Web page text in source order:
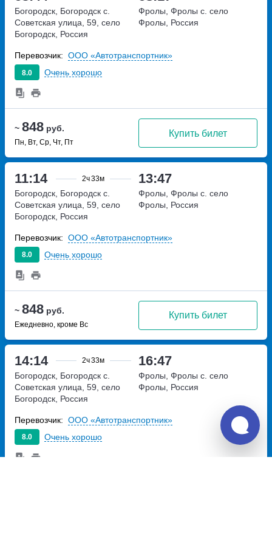
~ 848 руб.
Пн, Вт, Ср, Чт, Пт
Купить билет
Богородск, Богородск с.
Советская улица, 59, село
Богородск, Россия
Фролы, Фролы с. село
Фролы, Россия
8.0 Очень хорошо
Перевозчик: ООО «Автотранспортник»
11:14 2ч33м 13:47
~ 848 руб.
Ежедневно, кроме Вс
Купить билет
Богородск, Богородск с.
Советская улица, 59, село
Богородск, Россия
Фролы, Фролы с. село
Фролы, Россия
8.0 Очень хорошо
Перевозчик: ООО «Автотранспортник»
14:14 2ч33м 16:47
Богородск, Богородск с.
Советская улица, 59, село
Богородск, Россия
Фролы, Фролы с. село
Фролы, Россия
8.0 Очень хорошо
Перевозчик: ООО «Автотранспортник»